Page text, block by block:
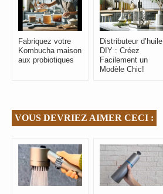
Fabriquez votre
Kombucha maison
aux probiotiques
Distributeur d’huile
DIY : Créez
Facilement un
Modèle Chic!
VOUS DEVRIEZ AIMER CECI :